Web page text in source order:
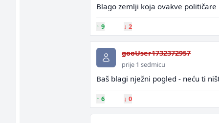
Blago zemlji koja ovakve političare
↑ 9 ↓ 2
gooUser1732372957
prije 1 sedmicu
Baš blagi nježni pogled - neću ti
↑ 6 ↓ 0